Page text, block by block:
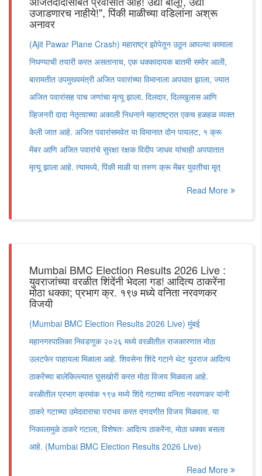
उजाडणारच नाहीये!", पिंकी माळीच्या वडिलांना अश्रू
अनावर
(Ajit Pawar Plane Crash) महाराष्ट्र झोपेतून उठून आपल्या कामाला
निघण्याची तयारी करत असतानाच, एक धक्कादायक बातमी समोर आली,
बारामतीत उपमुख्यमंत्री अजित पवारांच्या विमानाला अपघात झाला, ज्यात
अजित पवारांसह पाच जणांचा मृत्यू झाला. दिलदार, दिलखुलास आणि
व्हिजनरी दादा नेतृत्वाच्या अकाली निधनाने महाराष्ट्रात एकच हळहळ व्यक्त
केली जात आहे. अजित पवारांसमवेत या विमानात दोन पायलट, १ क्रू
मेंबर आणि अजित पवारांचे सुरक्षा रक्षक विदीप जाधव यांचाही अपघातात
मृत्यू झाला आहे. त्यामध्ये, पिंकी माळी या तरुण क्रू मेंबर युवतीचा मृ्त्
Read More
Mumbai BMC Election Results 2026 Live :
युवराजांच्या वरळीत शिंदेंनी भेदला गड! आदित्य ठाकरेंना
मोठा धक्का; प्रभाग क्र. १९७ मध्ये वनिता नरवणकर
विजयी
(Mumbai BMC Election Results 2026 Live) मुंबई
महानगरपालिका निवडणूक २०२६ मध्ये वरळीतील राजकारणात मोठा
उलटफेर पाहायला मिळाला आहे. शिवसेना शिंदे गटाने थेट युवराज आदित्य
ठाकरेंच्या बालेकिल्ल्यात घुसखोरी करत मोठा विजय मिळवला आहे.
वरळीतील प्रभाग क्रमांक १९७ मध्ये शिंदे गटाच्या वनिता नरवणकर यांनी
ठाकरे गटाच्या उमेदवाराचा पराभव करत दणदणीत विजय मिळवला. या
निकालामुळे ठाकरे गटाला, विशेषतः आदित्य ठाकरेंना, मोठा धक्का बसला
आहे. (Mumbai BMC Election Results 2026 Live)
Read More